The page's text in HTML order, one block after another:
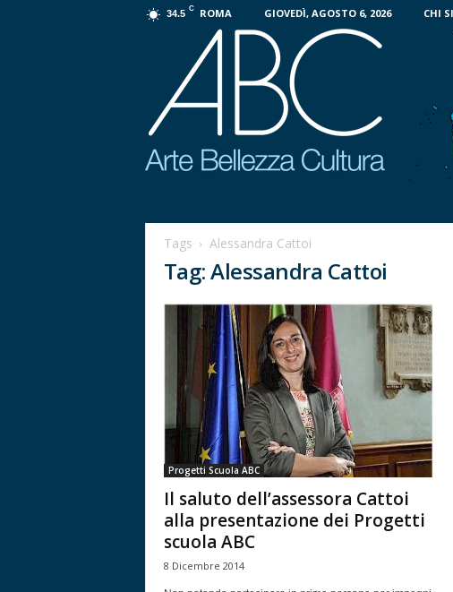
34.5 C ROMA GIOVEDÌ, AGOSTO 6, 2026 CHI
o
Tags Alessandra Cattoi
Tag: Alessandra Cattoi
Progetti Scuola ABC
Il saluto dell’assessora Cattoi
alla presentazione dei Progetti
scuola ABC
8 Dicembre 2014